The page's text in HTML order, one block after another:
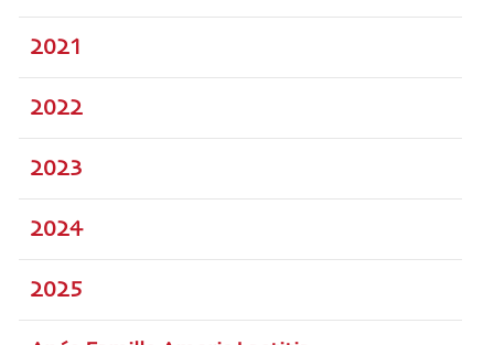
2021
2022
2023
2024
2025